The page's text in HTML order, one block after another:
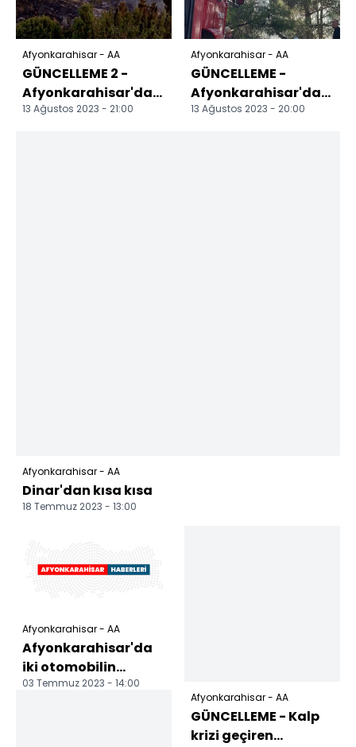
Afyonkarahisar - AA
GÜNCELLEME 2 -
Afyonkarahisar'da
çıkan orman yangını
13 Ağustos 2023 - 21:00
Afyonkarahisar - AA
GÜNCELLEME -
Afyonkarahisar'da
çıkan orman
13 Ağustos 2023 - 20:00
Afyonkarahisar - AA
Dinar'dan kısa kısa
18 Temmuz 2023 - 13:00
Afyonkarahisar - AA
Afyonkarahisar'da
iki otomobilin
çarpıştığı kazada 5
03 Temmuz 2023 - 14:00
Afyonkarahisar - AA
GÜNCELLEME - Kalp
krizi geçiren